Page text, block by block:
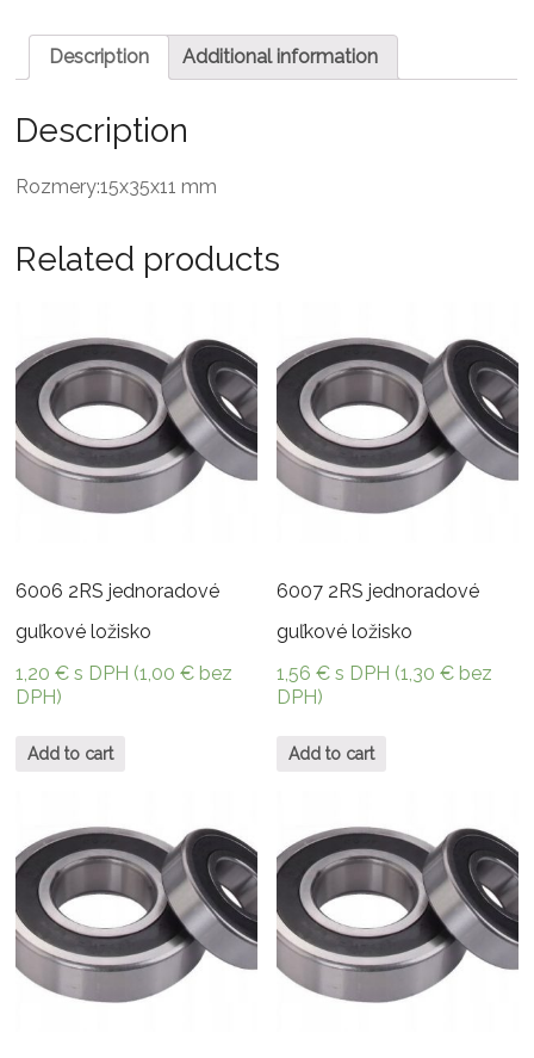
Description Additional information
Description
Rozmery:15x35x11 mm
Related products
6006 2RS jednoradové
guľkové ložisko
1,20€ s DPH (1,00€ bez
DPH)
Add to cart
6007 2RS jednoradové
guľkové ložisko
1,56€ s DPH (1,30€ bez
DPH)
Add to cart